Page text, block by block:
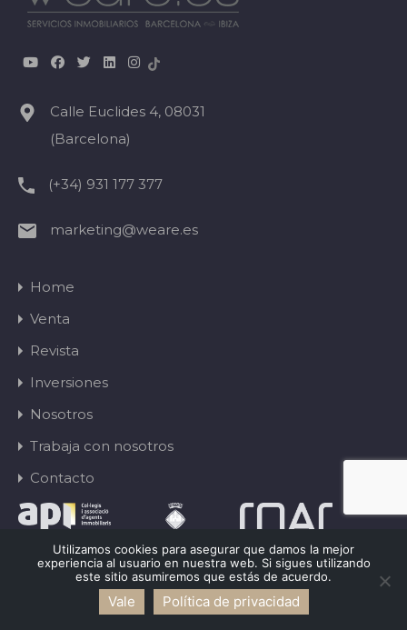
Calle Euclides 4, 08031
(Barcelona)
(+34) 931 177 377
marketing@weare.es
Home
Venta
Revista
Inversiones
Nosotros
Trabaja con nosotros
Contacto
© 2024 weare.es. Todos los derechos reservados -
Aviso legal.
Diseño web porOnfire Webs
Hola! Estamos disponibles
Utilizamos cookies para asegurar que damos la mejor
experiencia al usuario en nuestra web. Si sigues utilizando
este sitio asumiremos que estás de acuerdo.
Vale Política de privacidad